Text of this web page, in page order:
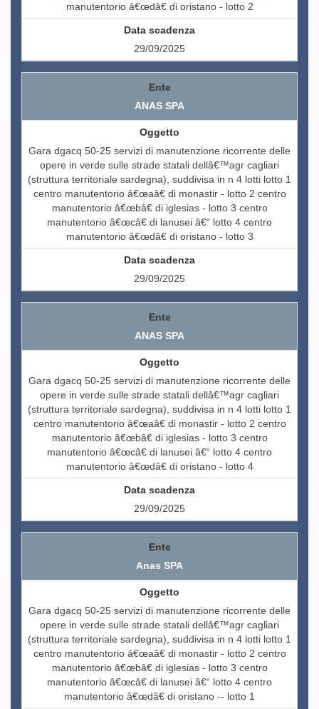
manutentorio â€œdâ€ di oristano - lotto 2
29/09/2025
ANAS SPA
Gara dgacq 50-25 servizi di manutenzione ricorrente delle
opere in verde sulle strade statali dellâ€™agr cagliari
(struttura territoriale sardegna), suddivisa in n 4 lotti lotto 1
centro manutentorio â€œaâ€ di monastir - lotto 2 centro
manutentorio â€œbâ€ di iglesias - lotto 3 centro
manutentorio â€œcâ€ di lanusei â€“ lotto 4 centro
manutentorio â€œdâ€ di oristano - lotto 3
29/09/2025
ANAS SPA
Gara dgacq 50-25 servizi di manutenzione ricorrente delle
opere in verde sulle strade statali dellâ€™agr cagliari
(struttura territoriale sardegna), suddivisa in n 4 lotti lotto 1
centro manutentorio â€œaâ€ di monastir - lotto 2 centro
manutentorio â€œbâ€ di iglesias - lotto 3 centro
manutentorio â€œcâ€ di lanusei â€“ lotto 4 centro
manutentorio â€œdâ€ di oristano - lotto 4
29/09/2025
Anas SPA
Gara dgacq 50-25 servizi di manutenzione ricorrente delle
opere in verde sulle strade statali dellâ€™agr cagliari
(struttura territoriale sardegna), suddivisa in n 4 lotti lotto 1
centro manutentorio â€œaâ€ di monastir - lotto 2 centro
manutentorio â€œbâ€ di iglesias - lotto 3 centro
manutentorio â€œcâ€ di lanusei â€“ lotto 4 centro
manutentorio â€œdâ€ di oristano -- lotto 1